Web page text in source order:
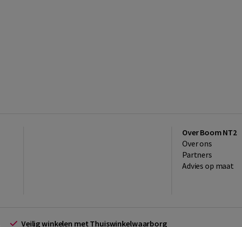
Over Boom NT2
Over ons
Partners
Advies op maat
Veilig winkelen met Thuiswinkelwaarborg